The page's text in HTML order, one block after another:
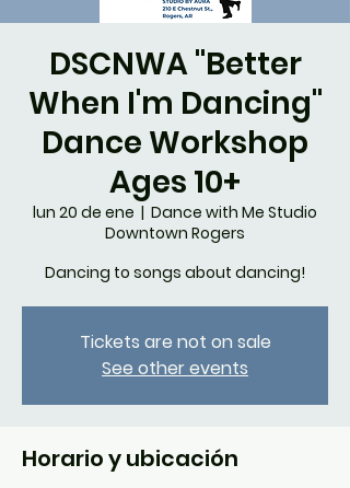
DSCNWA "Better
When I'm Dancing"
Dance Workshop
Ages 10+
lun 20 de ene
  |
Dance with Me Studio
Downtown Rogers
Dancing to songs about dancing!
Tickets are not on sale
See other events
Horario y ubicación